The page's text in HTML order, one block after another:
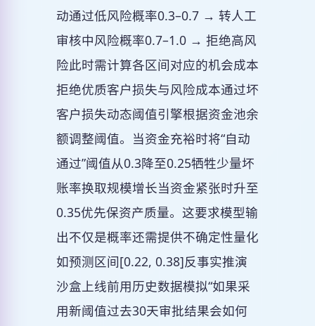
动通过低风险概率0.3–0.7 → 转人工
审核中风险概率0.7–1.0 → 拒绝高风
险此时需计算各区间对应的机会成本
拒绝优质客户损失与风险成本通过坏
客户损失动态阈值引擎根据资金池余
额调整阈值。当资金充裕时将“自动
通过”阈值从0.3降至0.25牺牲少量坏
账率换取规模增长当资金紧张时升至
0.35优先保资产质量。这要求模型输
出不仅是概率还需提供不确定性量化
如预测区间[0.22, 0.38]反事实推演
沙盒上线前用历史数据模拟“如果采
用新阈值过去30天审批结果会如何